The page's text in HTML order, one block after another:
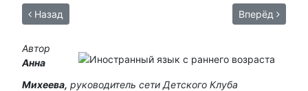
Назад Вперёд
Автор
Анна
Михеева, руководитель сети Детского Клуба